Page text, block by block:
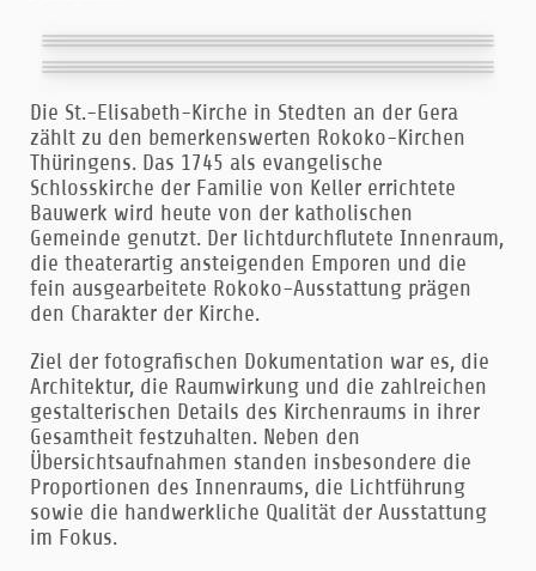
Die St.-Elisabeth-Kirche in Stedten an der Gera
zählt zu den bemerkenswerten Rokoko-Kirchen
Thüringens. Das 1745 als evangelische
Schlosskirche der Familie von Keller errichtete
Bauwerk wird heute von der katholischen
Gemeinde genutzt. Der lichtdurchflutete Innenraum,
die theaterartig ansteigenden Emporen und die
fein ausgearbeitete Rokoko-Ausstattung prägen
den Charakter der Kirche.
Ziel der fotografischen Dokumentation war es, die
Architektur, die Raumwirkung und die zahlreichen
gestalterischen Details des Kirchenraums in ihrer
Gesamtheit festzuhalten. Neben den
Übersichtsaufnahmen standen insbesondere die
Proportionen des Innenraums, die Lichtführung
sowie die handwerkliche Qualität der Ausstattung
im Fokus.